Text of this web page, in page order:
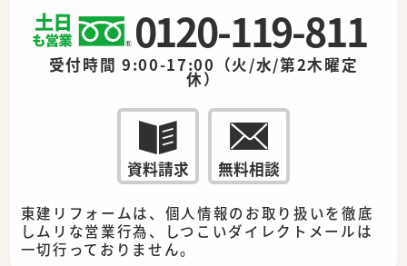
0120-119-811
受付時間 9:00-17:00（火/水/第2木曜定
休）
資料請求 無料相談
東建リフォームは、個人情報のお取り扱いを徹底
しムリな営業行為、しつこいダイレクトメールは
一切行っておりません。